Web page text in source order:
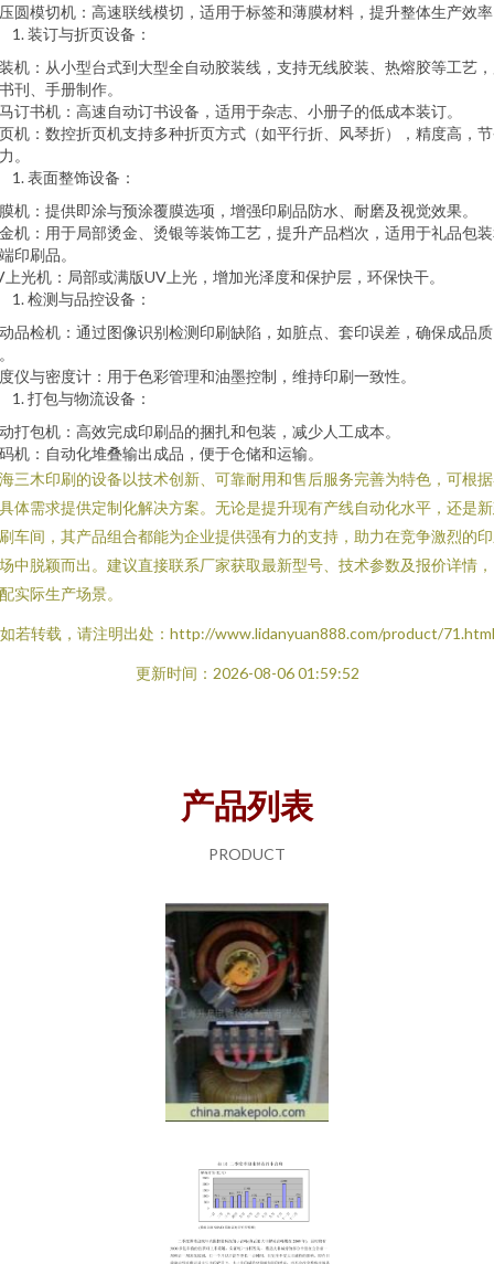
圆模切机：高速联线模切，适用于标签和薄膜材料，提升整体生产效
装订与折页设备：
机：从小型台式到大型全自动胶装线，支持无线胶装、热熔胶等工艺
刊、手册制作。
订书机：高速自动订书设备，适用于杂志、小册子的低成本装订。
机：数控折页机支持多种折页方式（如平行折、风琴折），精度高，
。
表面整饰设备：
机：提供即涂与预涂覆膜选项，增强印刷品防水、耐磨及视觉效果。
机：用于局部烫金、烫银等装饰工艺，提升产品档次，适用于礼品包
印刷品。
上光机：局部或满版UV上光，增加光泽度和保护层，环保快干。
检测与品控设备：
品检机：通过图像识别检测印刷缺陷，如脏点、套印误差，确保成品质
仪与密度计：用于色彩管理和油墨控制，维持印刷一致性。
打包与物流设备：
打包机：高效完成印刷品的捆扎和包装，减少人工成本。
机：自动化堆叠输出成品，便于仓储和运输。
三木印刷的设备以技术创新、可靠耐用和售后服务完善为特色，可根
体需求提供定制化解决方案。无论是提升现有产线自动化水平，还是
车间，其产品组合都能为企业提供强有力的支持，助力在竞争激烈的
中脱颖而出。建议直接联系厂家获取最新型号、技术参数及报价详情
实际生产场景。
如若转载，请注明出处：http://www.lidanyuan888.com/product/71.html
更新时间：2026-08-06 01:59:52
产品列表
PRODUCT